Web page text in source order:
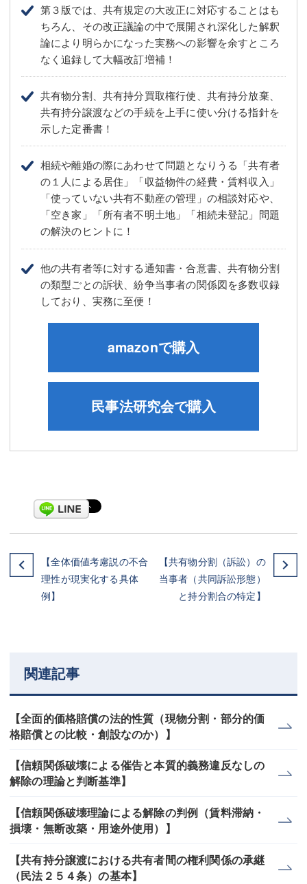
第３版では、共有規定の大改正に対応することはも
ちろん、その改正議論の中で展開され深化した解釈
論により明らかになった実務への影響を余すところ
なく追録して大幅改訂増補！
共有物分割、共有持分買取権行使、共有持分放棄、
共有持分譲渡などの手続を上手に使い分ける指針を
示した定番書！
相続や離婚の際にあわせて問題となりうる「共有者
の１人による居住」「収益物件の経費・賃料収入」
「使っていない共有不動産の管理」の相談対応や、
「空き家」「所有者不明土地」「相続未登記」問題
の解決のヒントに！
他の共有者等に対する通知書・合意書、共有物分割
の類型ごとの訴状、紛争当事者の関係図を多数収録
しており、実務に至便！
民事法研究会で購入
amazonで購入
【全体価値考慮説の不合
理性が現実化する具体
例】
【共有物分割（訴訟）の
当事者（共同訴訟形態）
と持分割合の特定】
関連記事
【全面的価格賠償の法的性質（現物分割・部分的価
格賠償との比較・創設なのか）】
【信頼関係破壊による催告と本質的義務違反なしの
解除の理論と判断基準】
【信頼関係破壊理論による解除の判例（賃料滞納・
損壊・無断改築・用途外使用）】
【共有持分譲渡における共有者間の権利関係の承継
（民法２５４条）の基本】